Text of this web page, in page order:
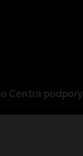
Centra podpory